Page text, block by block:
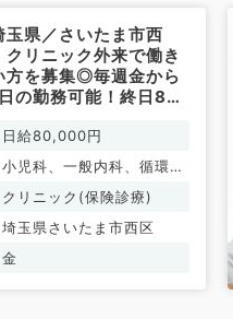
玉県／さいたま市西
クリニック外来で働き
方を募集◎毎週金から
の勤務可能！終日8万
日給80,000円
小児科、一般内科、循環器
内科、呼吸器内科、消化器
内科、内分泌・代謝内科、
腎臓内科、血液内科
クリニック(保険診療)
埼玉県さいたま市西区
金